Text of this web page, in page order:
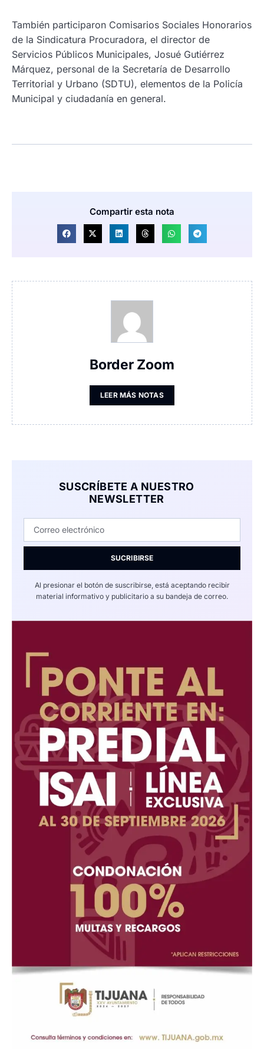
También participaron Comisarios Sociales Honorarios
de la Sindicatura Procuradora, el director de
Servicios Públicos Municipales, Josué Gutiérrez
Márquez, personal de la Secretaría de Desarrollo
Territorial y Urbano (SDTU), elementos de la Policía
Municipal y ciudadanía en general.
Compartir esta nota
Border Zoom
LEER MÁS NOTAS
SUSCRÍBETE A NUESTRO
NEWSLETTER
SUCRIBIRSE
Al presionar el botón de suscribirse, está aceptando recibir
material informativo y publicitario a su bandeja de correo.